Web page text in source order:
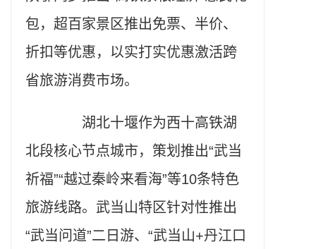
包，超百家景区推出免票、半价、
折扣等优惠，以实打实优惠激活跨
省旅游消费市场。
湖北十堰作为西十高铁湖
北段核心节点城市，策划推出“武当
祈福”“越过秦岭来看海”等10条特色
旅游线路。武当山特区针对性推出
“武当问道”二日游、“武当山+丹江口